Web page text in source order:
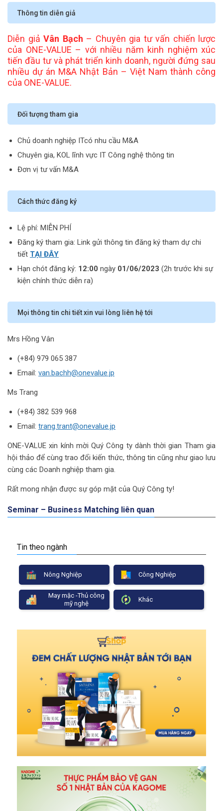
Thông tin diễn giả
Diễn giả Vân Bạch – Chuyên gia tư vấn chiến lược
của ONE-VALUE – với nhiều năm kinh nghiệm xúc
tiến đầu tư và phát triển kinh doanh, người đứng sau
nhiều dự án M&A Nhật Bản – Việt Nam thành công
của ONE-VALUE.
Đối tượng tham gia
Chủ doanh nghiệp ITcó nhu cầu M&A
Chuyên gia, KOL lĩnh vực IT Công nghệ thông tin
Đơn vị tư vấn M&A
Cách thức đăng ký
Lệ phí: MIỄN PHÍ
Đăng ký tham gia: Link gửi thông tin đăng ký tham dự chi
tiết TẠI ĐÂY
Hạn chót đăng ký: 12:00 ngày 01/06/2023 (2h trước khi sự
kiện chính thức diễn ra)
Mọi thông tin chi tiết xin vui lòng liên hệ tới
Mrs Hồng Vân
(+84) 979 065 387
Email: van.bachh@onevalue.jp
Ms Trang
(+84) 382 539 968
Email: trang.trant@onevalue.jp
ONE-VALUE xin kính mời Quý Công ty dành thời gian Tham gia
hội thảo để cùng trao đổi kiến thức, thông tin cũng như giao lưu
cùng các Doanh nghiệp tham gia.
Rất mong nhận được sự góp mặt của Quý Công ty!
Seminar – Business Matching liên quan
Tin theo ngành
Nông Nghiệp Công Nghiệp
May mặc -Thủ công
mỹ nghệ
Khác